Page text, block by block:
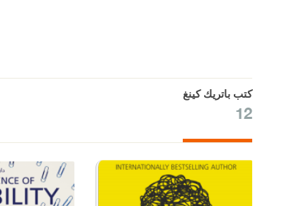
كتب باتريك كينغ
12